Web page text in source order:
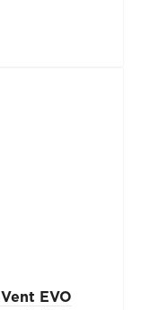
EVO